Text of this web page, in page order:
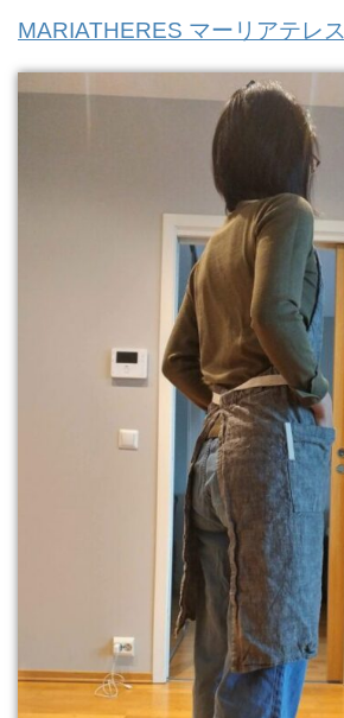
MARIATHERES マーリアテレス